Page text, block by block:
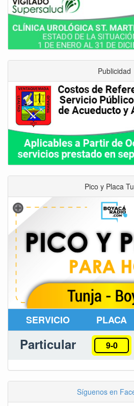
Publicidad
Pico y Placa
SERVICIO PLACA
Particular 9-0
Síguenos en